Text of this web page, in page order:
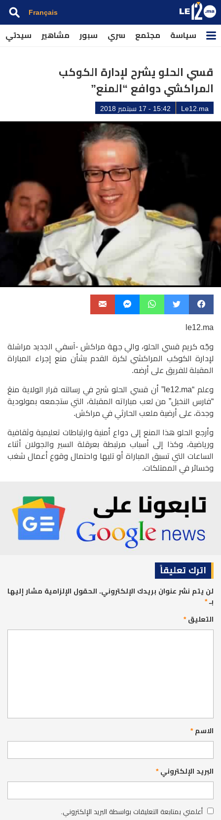
Français
سياسة مجتمع سري سبور مشاهير سيدتي
قسي الحلو يشرح لإدارة الكوكب
المراكشي دوافع “المنع”
Le12.ma 15:42 - 17 سبتمبر 2018
le12.ma
وجّه كريم قسي الحلو، والي جهة مراكش -آسفي الجديد مراسَلة
لإدارة الكوكب المراكشي لكرة القدم بشأن منع إجراء المباراة
المقبلة للفريق على أرضه.
وعلم “le12.ma” أن قسي الحلو شرح في رسالته قرار الولاية منعَ
“فارس النخيل” من لعب مباراته المقبلة، التي ستجمعه بمولودية
وجدة، على أرضية ملعب الحارثي في مراكش.
وأرجع الحلو هذا المنع إلى دواع أمنية وارتباطات تعليمية وثقافية
ورياضية، وكذا إلى أسباب مرتبطة بعرقلة السير والجولان أثناء
الساعات التي تسبق المباراة أو تليها واحتمال وقوع أعمال شغب
وخسائر في الممتلكات.
اترك تعليقاً
لن يتم نشر عنوان بريدك الإلكتروني. الحقول الإلزامية مشار إليها
بـ*
التعليق*
الاسم*
البريد الإلكتروني*
أعلمني بمتابعة التعليقات بواسطة البريد الإلكتروني.